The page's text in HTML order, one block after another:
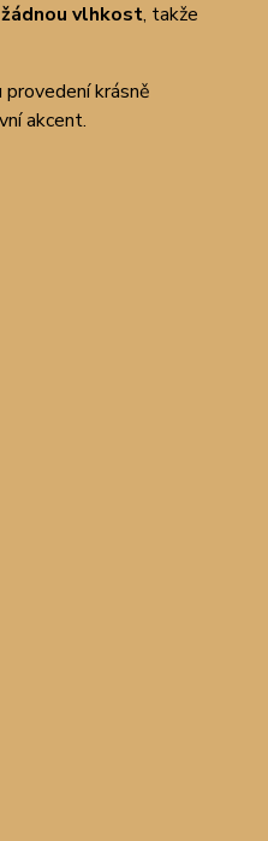
vlhkost, takže
krásně
akcent.